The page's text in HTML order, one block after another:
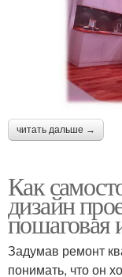
читать дальше →
Как
дизайн
пошаговая
Задумав ремонт
понимать, что он